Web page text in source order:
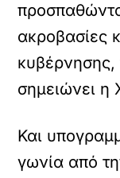
ακροβασίες
κυβέρνησης,
σημειώνει η
Και
γωνία από